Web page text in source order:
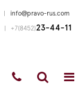
info@pravo-rus.com
+7(8452)23-44-11